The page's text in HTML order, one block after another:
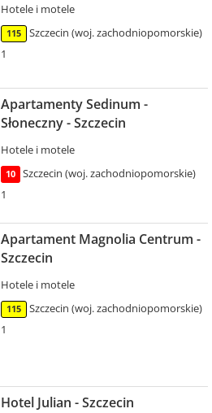
Hotele i motele
115
Szczecin (woj. zachodniopomorskie)
1
Apartamenty Sedinum -
Słoneczny - Szczecin
Hotele i motele
10
Szczecin (woj. zachodniopomorskie)
1
Apartament Magnolia Centrum -
Szczecin
Hotele i motele
115
Szczecin (woj. zachodniopomorskie)
1
Hotel Julian - Szczecin